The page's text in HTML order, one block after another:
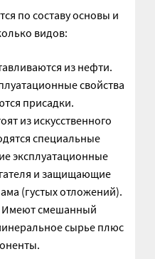
по составу основы и
видов:
из нефти.
свойства
присадки.
из искусственного
специальные
эксплуатационные
и защищающие
(густых отложений).
Имеют смешанный
сырье плюс